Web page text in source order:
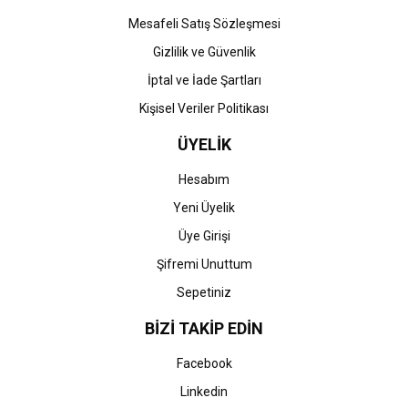
Mesafeli Satış Sözleşmesi
Gizlilik ve Güvenlik
İptal ve İade Şartları
Kişisel Veriler Politikası
ÜYELİK
Hesabım
Yeni Üyelik
Üye Girişi
Şifremi Unuttum
Sepetiniz
BİZİ TAKİP EDİN
Facebook
Linkedin